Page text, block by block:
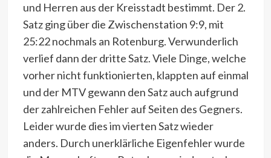
und Herren aus der Kreisstadt bestimmt. Der 2.
Satz ging über die Zwischenstation 9:9, mit
25:22 nochmals an Rotenburg. Verwunderlich
verlief dann der dritte Satz. Viele Dinge, welche
vorher nicht funktionierten, klappten auf einmal
und der MTV gewann den Satz auch aufgrund
der zahlreichen Fehler auf Seiten des Gegners.
Leider wurde dies im vierten Satz wieder
anders. Durch unerklärliche Eigenfehler wurde